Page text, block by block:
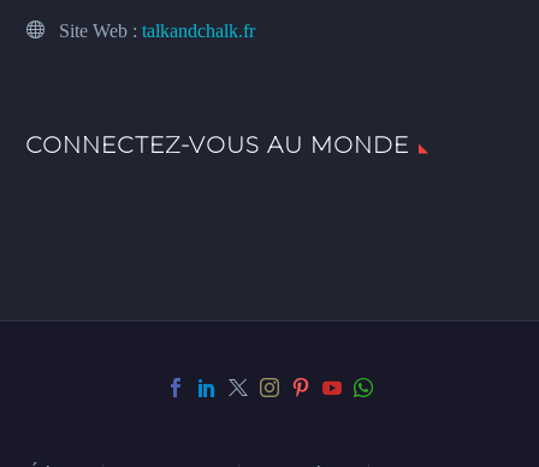
Site Web : talkandchalk.fr
CONNECTEZ-VOUS AU MONDE